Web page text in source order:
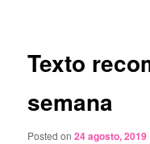
Texto
semana
Posted on24 agosto, 2019